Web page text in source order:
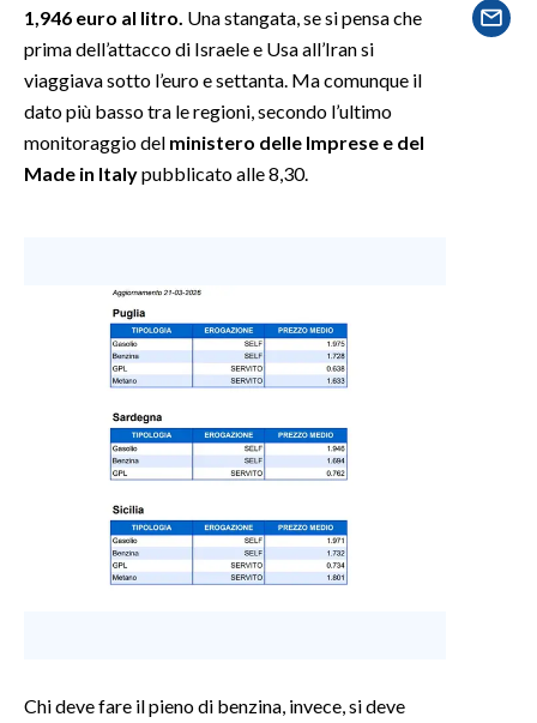
EVENTI
#CARAUNIONE
3 MINUTI CON
NECROLOGI
1,946 euro al litro. Una stangata, se si pensa che
prima dell’attacco di Israele e Usa all’Iran si
viaggiava sotto l’euro e settanta. Ma comunque il
dato più basso tra le regioni, secondo l’ultimo
monitoraggio del ministero delle Imprese e del
Made in Italypubblicato alle 8,30.
Chi deve fare il pieno di benzina, invece, si deve